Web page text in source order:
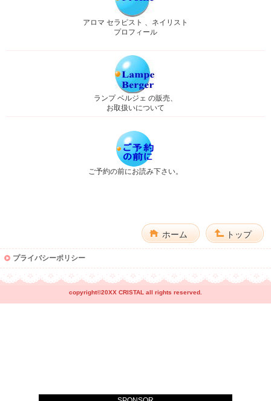
アロマ セラピスト 、ネイリスト
プロフィール
ランプ ベルジェ の販売、
お取扱いについて
ご予約の前にお読み下さい。
ホーム トップ
プライバシーポリシー
copyright©20XX CRISTAL all rights reserved.